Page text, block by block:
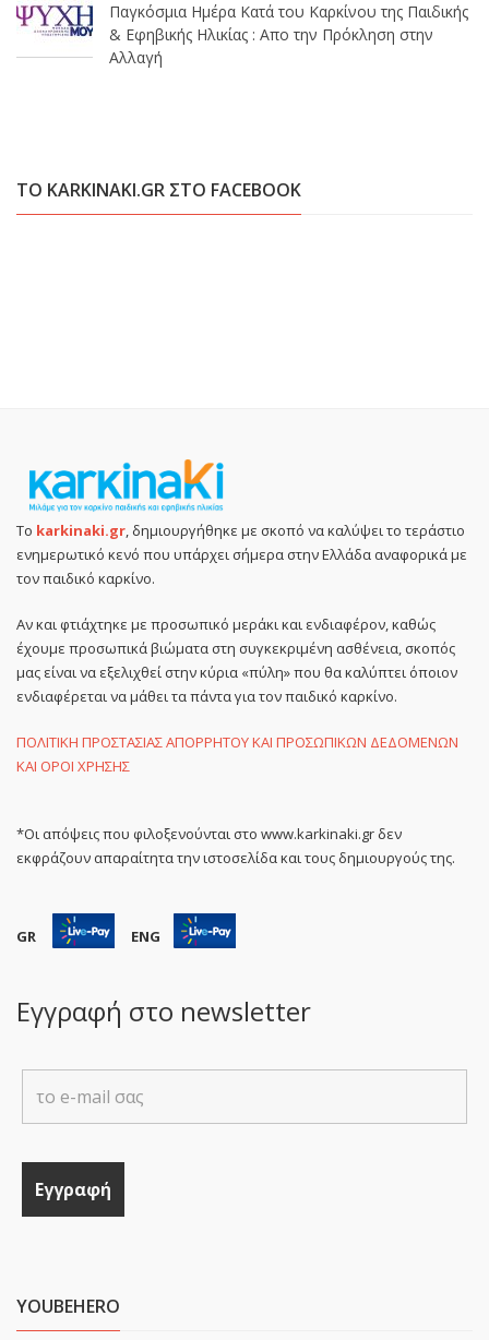
Παγκόσμια Ημέρα Κατά του Καρκίνου της Παιδικής
& Εφηβικής Ηλικίας : Απο την Πρόκληση στην
Αλλαγή
ΤΟ KARKINAKI.GR ΣΤΟ FACEBOOK
Το karkinaki.gr, δημιουργήθηκε με σκοπό να καλύψει το τεράστιο
ενημερωτικό κενό που υπάρχει σήμερα στην Ελλάδα αναφορικά με
τον παιδικό καρκίνο.
Αν και φτιάχτηκε με προσωπικό μεράκι και ενδιαφέρον, καθώς
έχουμε προσωπικά βιώματα στη συγκεκριμένη ασθένεια, σκοπός
μας είναι να εξελιχθεί στην κύρια «πύλη» που θα καλύπτει όποιον
ενδιαφέρεται να μάθει τα πάντα για τον παιδικό καρκίνο.
ΠΟΛΙΤΙΚΗ ΠΡΟΣΤΑΣΙΑΣ ΑΠΟΡΡΗΤΟΥ ΚΑΙ ΠΡΟΣΩΠΙΚΩΝ ΔΕΔΟΜΕΝΩΝ
ΚΑΙ ΟΡΟΙ ΧΡΗΣΗΣ
*Οι απόψεις που φιλοξενούνται στο www.karkinaki.gr δεν
εκφράζουν απαραίτητα την ιστοσελίδα και τους δημιουργούς της.
GR ENG
Εγγραφή στο newsletter
YOUBEHERO